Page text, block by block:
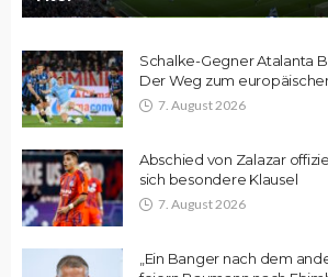
Schalke-Gegner Atalanta
Der Weg zum
7. August 2026
Abschied von Zalazar
sich besondere Klausel
7. August 2026
„Ein Banger nach dem